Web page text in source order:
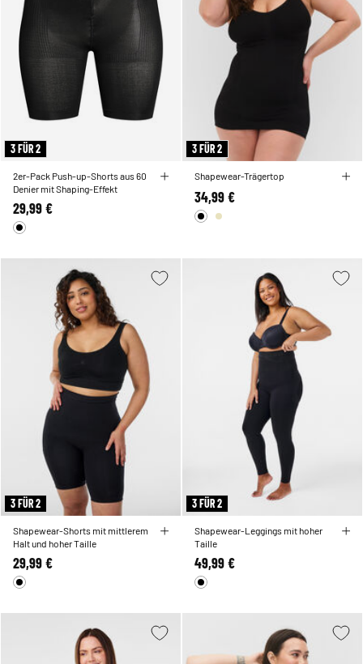
3 FÜR 2
2er-Pack Push-up-Shorts aus 60
Denier mit Shaping-Effekt
29,99 €
3 FÜR 2
Shapewear-Trägertop
34,99 €
3 FÜR 2
Shapewear-Shorts mit mittlerem
Halt und hoher Taille
29,99 €
3 FÜR 2
Shapewear-Leggings mit hoher
Taille
49,99 €